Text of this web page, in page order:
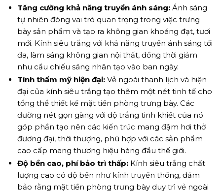
Tăng cường khả năng truyền ánh sáng: Ánh sáng
tự nhiên đóng vai trò quan trọng trong việc trưng
bày sản phẩm và tạo ra không gian khoáng đạt, tươi
mới. Kính siêu trắng với khả năng truyền ánh sáng tối
đa, làm sáng không gian nội thất, đồng thời giảm
nhu cầu chiếu sáng nhân tạo vào ban ngày.
Tính thẩm mỹ hiện đại: Vẻ ngoài thanh lịch và hiện
đại của kính siêu trắng tạo thêm một nét tinh tế cho
tổng thể thiết kế mặt tiền phòng trưng bày. Các
đường nét gọn gàng với độ trắng tinh khiết của nó
góp phần tạo nên các kiến trúc mang đậm hơi thở
đương đại, thời thượng, phù hợp với các sản phẩm
cao cấp mang thương hiệu hàng đầu thế giới.
Độ bền cao, phí bảo trì thấp: Kính siêu trắng chất
lượng cao có độ bền như kính truyền thống, đảm
bảo rằng mặt tiền phòng trưng bày duy trì vẻ ngoài